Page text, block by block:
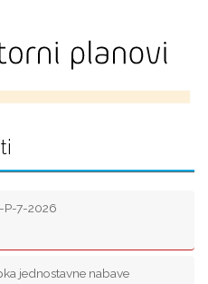
P-7-2026
jednostavne nabave